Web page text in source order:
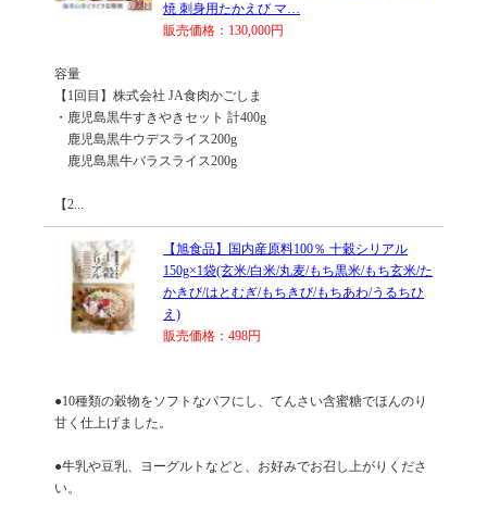
焼 刺身用たかえび マ…
販売価格：130,000円
容量
【1回目】株式会社 JA食肉かごしま
・鹿児島黒牛すきやきセット 計400g
鹿児島黒牛ウデスライス200g
鹿児島黒牛バラスライス200g
【2...
【旭食品】国内産原料100％ 十穀シリアル
150g×1袋(玄米/白米/丸麦/もち黒米/もち玄米/た
かきび/はとむぎ/もちきび/もちあわ/うるちひ
え)
販売価格：498円
●10種類の穀物をソフトなパフにし、てんさい含蜜糖でほんのり
甘く仕上げました。
●牛乳や豆乳、ヨーグルトなどと、お好みでお召し上がりくださ
い。